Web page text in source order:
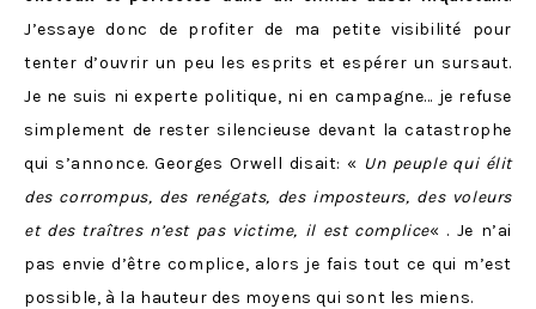
J’essaye donc de profiter de ma petite visibilité pour
tenter d’ouvrir un peu les esprits et espérer un sursaut.
Je ne suis ni experte politique, ni en campagne… je refuse
simplement de rester silencieuse devant la catastrophe
qui s’annonce. Georges Orwell disait: « Un peuple qui élit
des corrompus, des renégats, des imposteurs, des voleurs
et des traîtres n’est pas victime, il est complice« . Je n’ai
pas envie d’être complice, alors je fais tout ce qui m’est
possible, à la hauteur des moyens qui sont les miens.